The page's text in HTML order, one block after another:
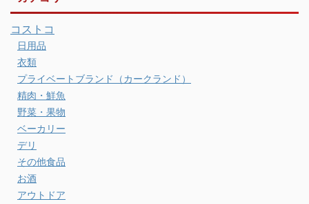
コストコ
日用品
衣類
プライベートブランド（カークランド）
精肉・鮮魚
野菜・果物
ベーカリー
デリ
その他食品
お酒
アウトドア